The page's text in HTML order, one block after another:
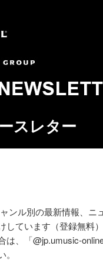
スレター
ンル別の最新情報、ニ
ています（登録無料）
、「@jp.umusic-